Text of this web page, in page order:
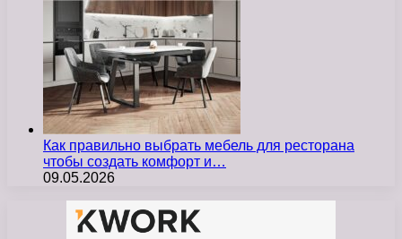
Как правильно выбрать мебель для ресторана
чтобы создать комфорт и…
09.05.2026